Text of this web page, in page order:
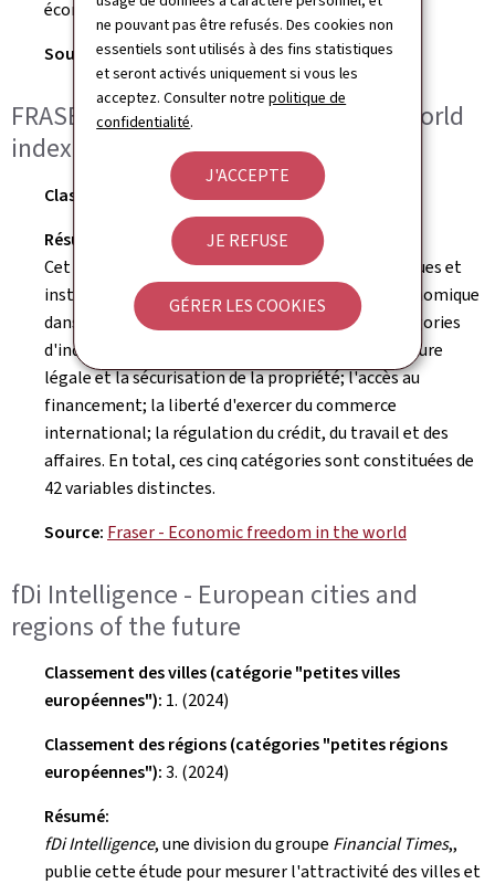
ne pouvant pas être refusés. Des cookies non
essentiels sont utilisés à des fins statistiques
et seront activés uniquement si vous les
acceptez. Consulter notrepolitique de
confidentialité.
J'ACCEPTE
JE REFUSE
GÉRER LES COOKIES
économies ouvertes et les peuples habilités.
Source:The Legatum Prosperity Index
FRASER - Economic freedom in the world
index
Classement:
15/165 (2021)
Résumé:
Cet indice mesure le degré selon lequel les politiques et
institutions nationales supportent la liberté économique
dans un pays. Il est composé de cinq grandes catégories
d'indicateurs: la taille du gouvernement ; la structure
légale et la sécurisation de la propriété; l'accès au
financement; la liberté d'exercer du commerce
international; la régulation du crédit, du travail et des
affaires. En total, ces cinq catégories sont constituées de
42 variables distinctes.
Source: Fraser - Economic freedom in the world
fDi Intelligence - European cities and
regions of the future
Classement des villes (catégorie "petites villes
européennes"): 1. (2024)
Classement des régions (catégories "petites régions
européennes"):3. (2024)
Résumé:
fDi Intelligence, une division du groupe Financial Times,,
publie cette étude pour mesurer l'attractivité des villes et